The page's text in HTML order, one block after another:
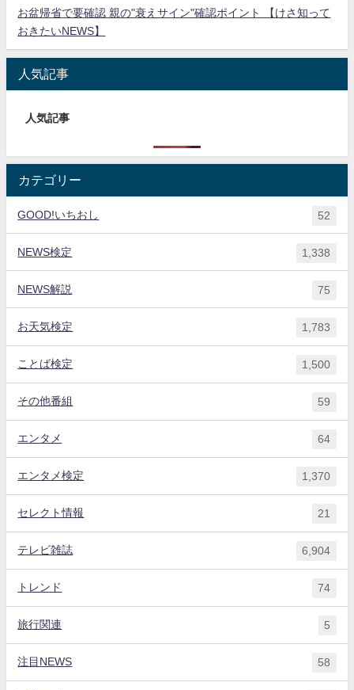
お盆帰省で要確認 親の"衰えサイン"確認ポイント 【けさ知って
おきたいNEWS】
人気記事
人気記事
カテゴリー
GOOD!いちおし 52
NEWS検定 1,338
NEWS解説 75
お天気検定 1,783
ことば検定 1,500
その他番組 59
エンタメ 64
エンタメ検定 1,370
セレクト情報 21
テレビ雑誌 6,904
トレンド 74
旅行関連 5
注目NEWS 58